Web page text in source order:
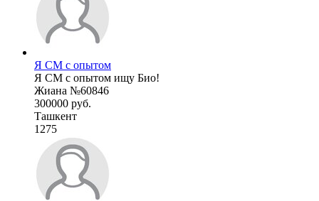
Я СМ с опытом
Я СМ с опытом ищу Био!
Жиана №60846
300000 руб.
Ташкент
1275